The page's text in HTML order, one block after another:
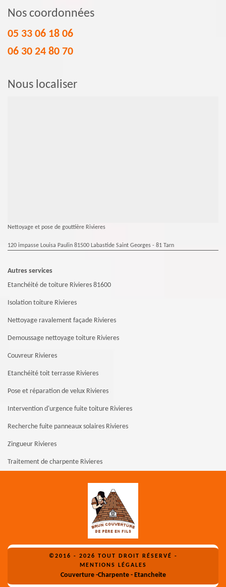
Nos coordonnées
05 33 06 18 06
06 30 24 80 70
Nous localiser
Nettoyage et pose de gouttière Rivieres
120 impasse Louisa Paulin 81500 Labastide Saint Georges - 81 Tarn
Autres services
Etanchéité de toiture Rivieres 81600
Isolation toiture Rivieres
Nettoyage ravalement façade Rivieres
Demoussage nettoyage toiture Rivieres
Couvreur Rivieres
Etanchéité toit terrasse Rivieres
Pose et réparation de velux Rivieres
Intervention d'urgence fuite toiture Rivieres
Recherche fuite panneaux solaires Rivieres
Zingueur Rivieres
Traitement de charpente Rivieres
©2016 - 2026 TOUT DROIT RÉSERVÉ -
MENTIONS LÉGALES
Couverture -Charpente - Etancheite